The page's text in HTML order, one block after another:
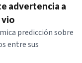
advertencia a
vio
predicción sobre
entre sus